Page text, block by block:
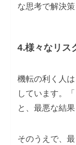
な思考で解決策
4.様々なリス
機転の利く人
しています。
と、最悪な結
そのうえで、